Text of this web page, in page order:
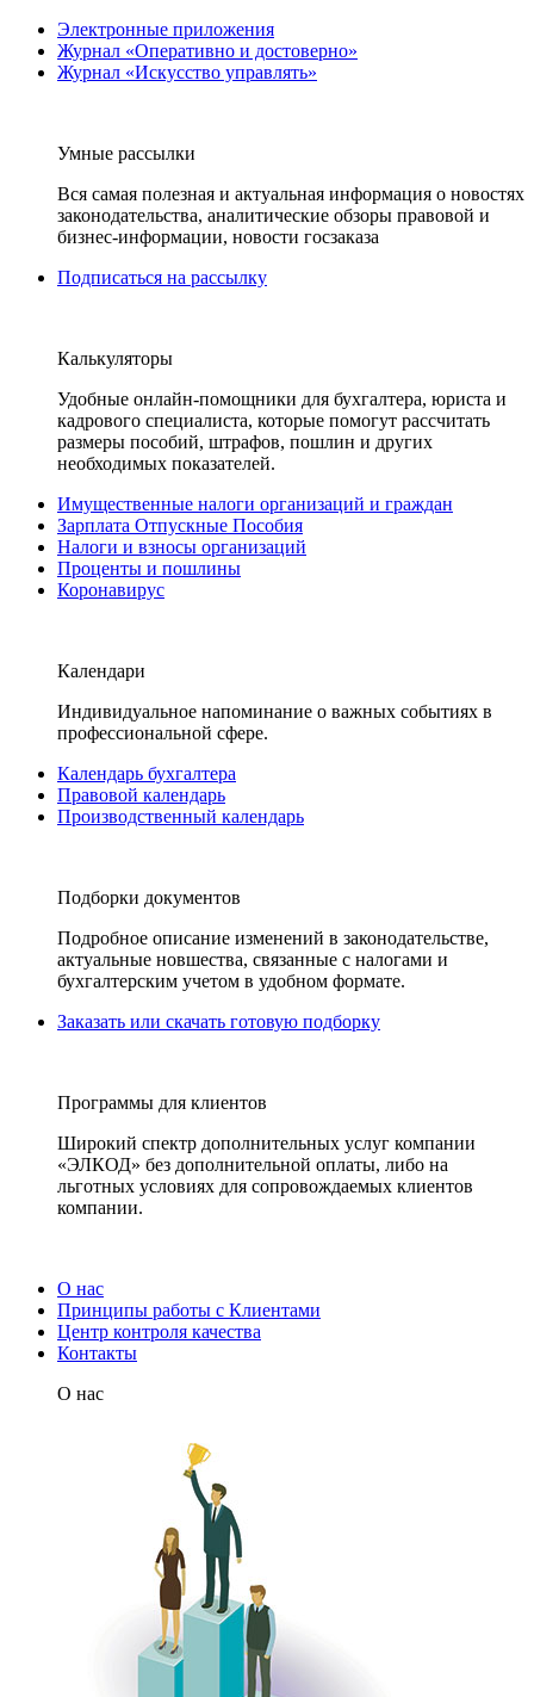
Электронные приложения
Журнал «Оперативно и достоверно»
Журнал «Искусство управлять»
Умные рассылки
Вся самая полезная и актуальная информация о новостях
законодательства, аналитические обзоры правовой и
бизнес-информации, новости госзаказа
Подписаться на рассылку
Калькуляторы
Удобные онлайн-помощники для бухгалтера, юриста и
кадрового специалиста, которые помогут рассчитать
размеры пособий, штрафов, пошлин и других
необходимых показателей.
Имущественные налоги организаций и граждан
Зарплата Отпускные Пособия
Налоги и взносы организаций
Проценты и пошлины
Коронавирус
Календари
Индивидуальное напоминание о важных событиях в
профессиональной сфере.
Календарь бухгалтера
Правовой календарь
Производственный календарь
Подборки документов
Подробное описание изменений в законодательстве,
актуальные новшества, связанные с налогами и
бухгалтерским учетом в удобном формате.
Заказать или скачать готовую подборку
Программы для клиентов
Широкий спектр дополнительных услуг компании
«ЭЛКОД» без дополнительной оплаты, либо на
льготных условиях для сопровождаемых клиентов
компании.
О нас
Принципы работы с Клиентами
Центр контроля качества
Контакты
О нас